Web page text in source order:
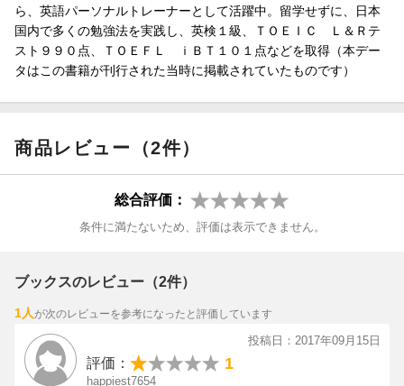
ら、英語パーソナルトレーナーとして活躍中。留学せずに、日本
国内で多くの勉強法を実践し、英検１級、ＴＯＥＩＣ Ｌ＆Ｒテ
スト９９０点、ＴＯＥＦＬ ｉＢＴ１０１点などを取得（本デー
タはこの書籍が刊行された当時に掲載されていたものです）
商品レビュー（2件）
総合評価：
条件に満たないため、評価は表示できません。
ブックスのレビュー（2件）
1人が次のレビューを参考になったと評価しています
投稿日：2017年09月15日
評価： 1
happiest7654